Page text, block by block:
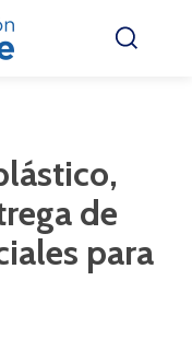
de
para